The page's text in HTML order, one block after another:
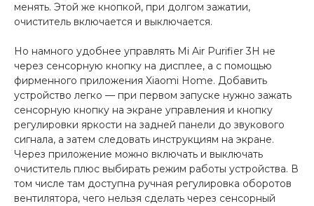
менять. Этой же кнопкой, при долгом зажатии,
очиститель включается и выключается.
Но намного удобнее управлять Mi Air Purifier 3H не
через сенсорную кнопку на дисплее, а с помощью
фирменного приложения Xiaomi Home. Добавить
устройство легко — при первом запуске нужно зажать
сенсорную кнопку на экране управления и кнопку
регулировки яркости на задней панели до звукового
сигнала, а затем следовать инструкциям на экране.
Через приложение можно включать и выключать
очиститель плюс выбирать режим работы устройства. В
том числе там доступна ручная регулировка оборотов
вентилятора, чего нельзя сделать через сенсорный